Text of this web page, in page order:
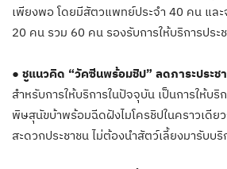
เพียงพอ โดยมีสัตวแพทย์ประจำ 40 คน และ
20 คน รวม 60 คน รองรับการให้บริการประ
● ชูแนวคิด “วัคซีนพร้อมชิป” ลดภาระประช
สำหรับการให้บริการในปัจจุบัน เป็นการให้บ
พิษสุนัขบ้าพร้อมฉีดฝังไมโครชิปในคราวเดีย
สะดวกประชาชน ไม่ต้องนำสัตว์เลี้ยงมารับบ